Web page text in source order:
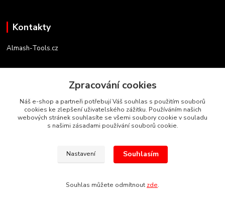
Kontakty
Almash-Tools.cz
Aleš Kolář
+420 603 145 054
info@almash-tools.cz
Autorská práva Almash-Tools.cz
Zpracování cookies
Náš e-shop a partneři potřebují Váš souhlas s použitím souborů
cookies ke zlepšení uživatelského zážitku. Používáním našich
webových stránek souhlasíte se všemi soubory cookie v souladu
s našimi zásadami používání souborů cookie.
Nastavení Souhlasím
Souhlas můžete odmítnout zde.